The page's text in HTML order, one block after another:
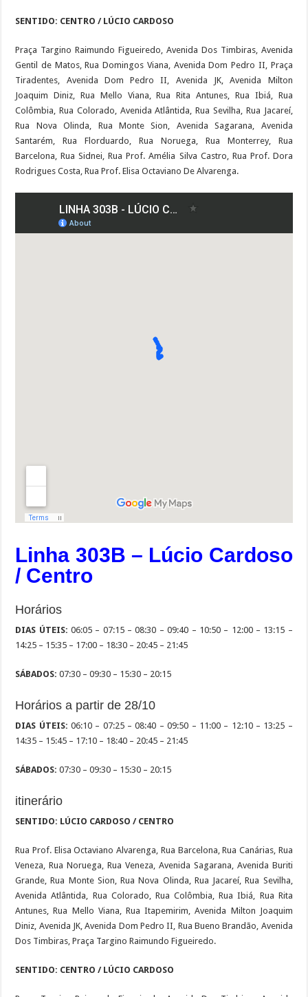
SENTIDO: CENTRO / LÚCIO CARDOSO
Praça Targino Raimundo Figueiredo, Avenida Dos Timbiras, Avenida
Gentil de Matos, Rua Domingos Viana, Avenida Dom Pedro II, Praça
Tiradentes, Avenida Dom Pedro II, Avenida JK, Avenida Milton
Joaquim Diniz, Rua Mello Viana, Rua Rita Antunes, Rua Ibiá, Rua
Colômbia, Rua Colorado, Avenida Atlântida, Rua Sevilha, Rua Jacareí,
Rua Nova Olinda, Rua Monte Sion, Avenida Sagarana, Avenida
Santarém, Rua Florduardo, Rua Noruega, Rua Monterrey, Rua
Barcelona, Rua Sidnei, Rua Prof. Amélia Silva Castro, Rua Prof. Dora
Rodrigues Costa, Rua Prof. Elisa Octaviano De Alvarenga.
Linha 303B – Lúcio Cardoso
/ Centro
Horários
DIAS ÚTEIS: 06:05 – 07:15 – 08:30 – 09:40 – 10:50 – 12:00 – 13:15 –
14:25 – 15:35 – 17:00 – 18:30 – 20:45 – 21:45
SÁBADOS: 07:30 – 09:30 – 15:30 – 20:15
Horários a partir de 28/10
DIAS ÚTEIS: 06:10 – 07:25 – 08:40 – 09:50 – 11:00 – 12:10 – 13:25 –
14:35 – 15:45 – 17:10 – 18:40 – 20:45 – 21:45
SÁBADOS: 07:30 – 09:30 – 15:30 – 20:15
itinerário
SENTIDO: LÚCIO CARDOSO / CENTRO
Rua Prof. Elisa Octaviano Alvarenga, Rua Barcelona, Rua Canárias, Rua
Veneza, Rua Noruega, Rua Veneza, Avenida Sagarana, Avenida Buriti
Grande, Rua Monte Sion, Rua Nova Olinda, Rua Jacareí, Rua Sevilha,
Avenida Atlântida, Rua Colorado, Rua Colômbia, Rua Ibiá, Rua Rita
Antunes, Rua Mello Viana, Rua Itapemirim, Avenida Milton Joaquim
Diniz, Avenida JK, Avenida Dom Pedro II, Rua Bueno Brandão, Avenida
Dos Timbiras, Praça Targino Raimundo Figueiredo.
SENTIDO: CENTRO / LÚCIO CARDOSO